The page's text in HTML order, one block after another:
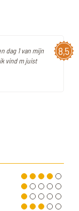
8,5
dag 1 van mijn
vind m juist